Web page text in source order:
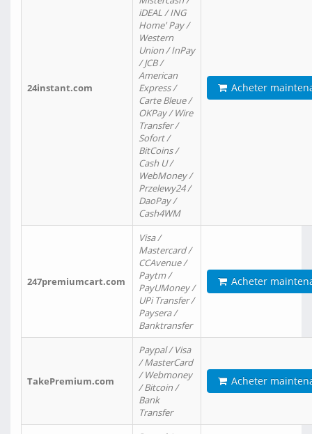
24instant.com
iDEAL / ING
Home' Pay /
Western
Union / InPay
/ JCB /
American
Express /
Carte Bleue /
OKPay / Wire
Transfer /
Sofort /
BitCoins /
Cash U /
WebMoney /
Przelewy24 /
DaoPay /
Cash4WM
Acheter
247premiumcart.com
Visa /
Mastercard /
CCAvenue /
Paytm /
PayUMoney /
UPi Transfer /
Paysera /
Banktransfer
Acheter
TakePremium.com
Paypal / Visa
/ MasterCard
/ Webmoney
/ Bitcoin /
Bank
Transfer
Acheter